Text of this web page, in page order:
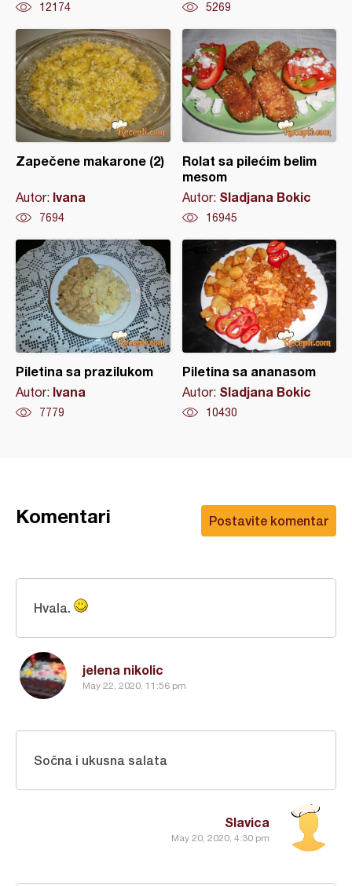
12174 5269
Zapečene makarone (2)
Autor: Ivana
7694
Rolat sa pilećim belim
mesom
Autor: Sladjana Bokic
16945
Piletina sa prazilukom
Autor: Ivana
7779
Piletina sa ananasom
Autor: Sladjana Bokic
10430
Postavite komentar
Komentari
jelena nikolic
May 22, 2020, 11:56 pm
Hvala.
Slavica
May 20, 2020, 4:30 pm
Sočna i ukusna salata